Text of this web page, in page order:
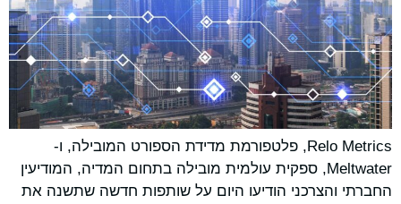
Relo Metrics, פלטפורמת מדידת הספורט המובילה, ו-
Meltwater, ספקית עולמית מובילה בתחום המדיה, המודיעין
החברתי והצרכני הודיעו היום על שותפות חדשה שתשנה את